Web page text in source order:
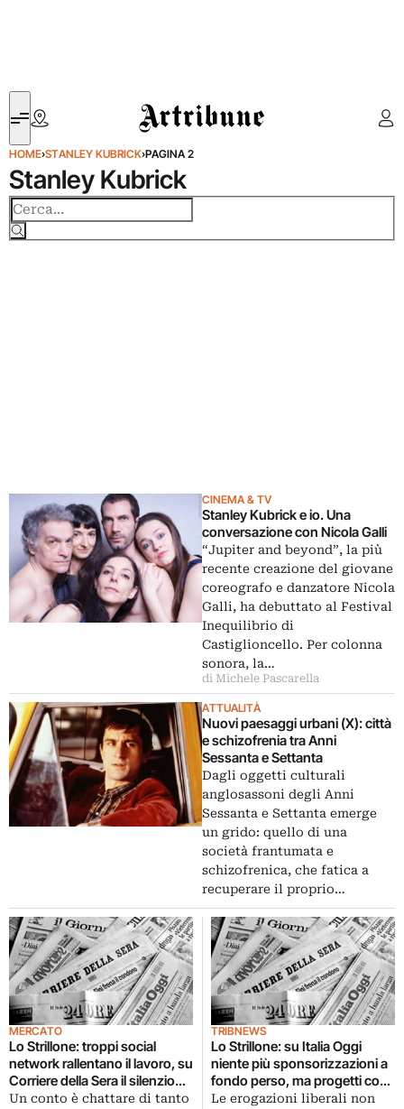
Artribune
HOME›STANLEY KUBRICK›PAGINA 2
Stanley Kubrick
CINEMA & TV
Stanley Kubrick e io. Una
conversazione con Nicola Galli
“Jupiter and beyond”, la più
recente creazione del giovane
coreografo e danzatore Nicola
Galli, ha debuttato al Festival
Inequilibrio di
Castiglioncello. Per colonna
sonora, la…
di Michele Pascarella
ATTUALITÀ
Nuovi paesaggi urbani (X): città
e schizofrenia tra Anni
Sessanta e Settanta
Dagli oggetti culturali
anglosassoni degli Anni
Sessanta e Settanta emerge
un grido: quello di una
società frantumata e
schizofrenica, che fatica a
recuperare il proprio…
MERCATO
Lo Strillone: troppi social
network rallentano il lavoro, su
Corriere della Sera il silenzio
digitale del fumettista Neil
Un conto è chattare di tanto
TRIBNEWS
Lo Strillone: su Italia Oggi
niente più sponsorizzazioni a
fondo perso, ma progetti con
cui arte e impresa si aiutano a
Le erogazioni liberali non